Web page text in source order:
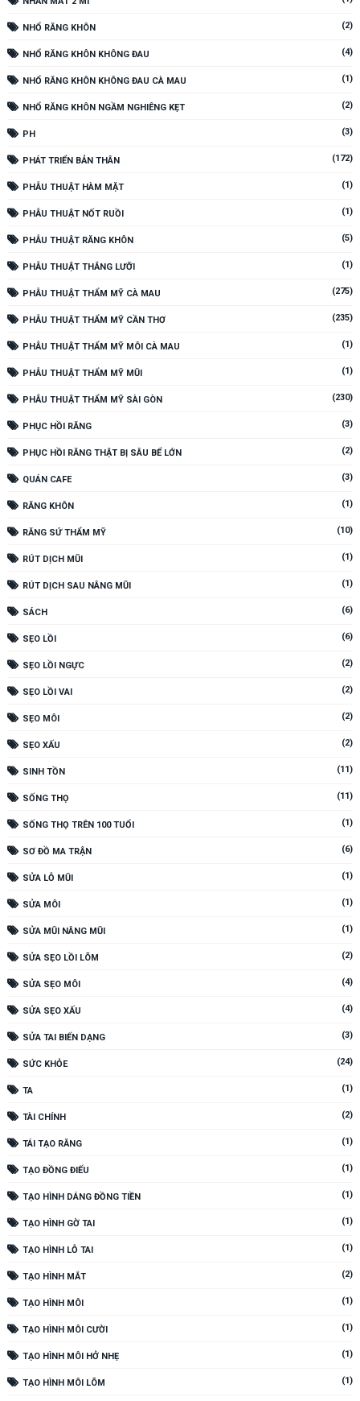
NHỔ RĂNG KHÔN (2)
NHỔ RĂNG KHÔN KHÔNG ĐAU (4)
NHỔ RĂNG KHÔN KHÔNG ĐAU CÀ MAU (1)
NHỔ RĂNG KHÔN NGẦM NGHIÊNG KẸT (2)
PH (3)
PHÁT TRIỂN BẢN THÂN (172)
PHẪU THUẬT HÀM MẶT (1)
PHẪU THUẬT NỐT RUỒI (1)
PHẪU THUẬT RĂNG KHÔN (5)
PHẪU THUẬT THẮNG LƯỠI (1)
PHẪU THUẬT THẨM MỸ CÀ MAU (275)
PHẪU THUẬT THẨM MỸ CẦN THƠ (235)
PHẪU THUẬT THẨM MỸ MÔI CÀ MAU (1)
PHẪU THUẬT THẨM MỸ MŨI (1)
PHẪU THUẬT THẨM MỸ SÀI GÒN (230)
PHỤC HỒI RĂNG (3)
PHỤC HỒI RĂNG THẬT BỊ SÂU BỂ LỚN (2)
QUÁN CAFE (3)
RĂNG KHÔN (1)
RĂNG SỨ THẨM MỸ (10)
RÚT DỊCH MŨI (1)
RÚT DỊCH SAU NÂNG MŨI (1)
SÁCH (6)
SẸO LỒI (6)
SẸO LỒI NGỰC (2)
SẸO LỒI VAI (2)
SẸO MÔI (2)
SẸO XẤU (2)
SINH TỒN (11)
SỐNG THỌ (11)
SỐNG THỌ TRÊN 100 TUỔI (1)
SƠ ĐỒ MA TRẬN (6)
SỬA LỖ MŨI (1)
SỬA MÔI (1)
SỬA MŨI NÂNG MŨI (1)
SỬA SẸO LỒI LÕM (2)
SỬA SẸO MÔI (4)
SỬA SẸO XẤU (4)
SỬA TAI BIẾN DẠNG (3)
SỨC KHỎE (24)
TA (1)
TÀI CHÍNH (2)
TÁI TẠO RĂNG (1)
TẠO ĐỒNG ĐIẾU (1)
TẠO HÌNH DÁNG ĐỒNG TIỀN (1)
TẠO HÌNH GỜ TAI (1)
TẠO HÌNH LỖ TAI (1)
TẠO HÌNH MẮT (2)
TẠO HÌNH MÔI (1)
TẠO HÌNH MÔI CƯỜI (1)
TẠO HÌNH MÔI HỞ NHẸ (1)
TẠO HÌNH MÔI LÕM (1)